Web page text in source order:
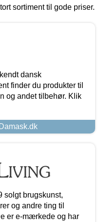
sortiment til gode priser.
dansk
finder du produkter til
og andet tilbehør. Klik
solgt brugskunst,
og andre ting til
er e-mærkede og har